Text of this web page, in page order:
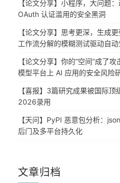
【论文分享】小程序，大问题
OAuth 认证滥用的安全黑洞
【论文分享】思考更深，生成
工作流分解的模糊测试驱动自
【论文分享】你的”空间”成了
模型平台上 AI 应用的安全风险
【喜报】3篇研究成果被国际顶
2026录用
【天问】PyPI 恶意包分析：
后门及多平台持久化
文章归档